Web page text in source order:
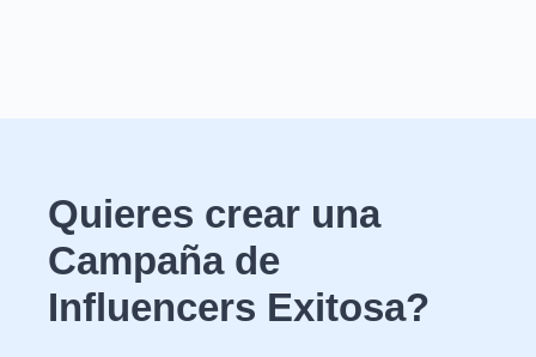
Quieres crear una
Campaña de
Influencers Exitosa?